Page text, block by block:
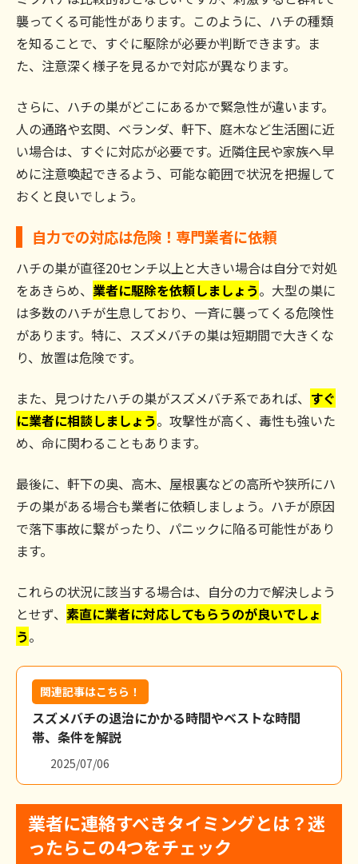
襲ってくる可能性があります。このように、ハチの種類
を知ることで、すぐに駆除が必要か判断できます。ま
た、注意深く様子を見るかで対応が異なります。
さらに、ハチの巣がどこにあるかで緊急性が違います。
人の通路や玄関、ベランダ、軒下、庭木など生活圏に近
い場合は、すぐに対応が必要です。近隣住民や家族へ早
めに注意喚起できるよう、可能な範囲で状況を把握して
おくと良いでしょう。
自力での対応は危険！専門業者に依頼
ハチの巣が直径20センチ以上と大きい場合は自分で対処
をあきらめ、 業者に駆除を依頼しましょう。大型の巣に
は多数のハチが生息しており、一斉に襲ってくる危険性
があります。特に、スズメバチの巣は短期間で大きくな
り、放置は危険です。
また、見つけたハチの巣がスズメバチ系であれば、 すぐ
に業者に相談しましょう。攻撃性が高く、毒性も強いた
め、命に関わることもあります。
最後に、軒下の奥、高木、屋根裏などの高所や狭所にハ
チの巣がある場合も業者に依頼しましょう。ハチが原因
で落下事故に繋がったり、パニックに陥る可能性があり
ます。
これらの状況に該当する場合は、自分の力で解決しよう
とせず、素直に業者に対応してもらうのが良いでしょ
う。
関連記事はこちら！
スズメバチの退治にかかる時間やベストな時間
帯、条件を解説
2025/07/06
業者に連絡すべきタイミングとは？迷
ったらこの4つをチェック